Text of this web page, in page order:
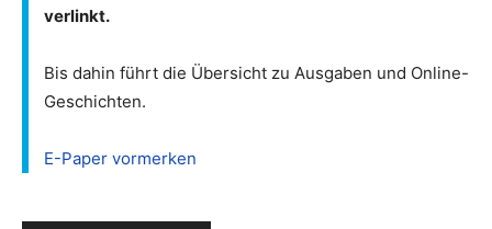
verlinkt.
Bis dahin führt die Übersicht zu Ausgaben und Online-
Geschichten.
E-Paper vormerken